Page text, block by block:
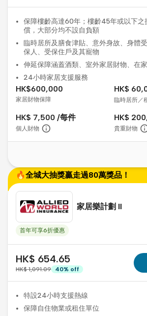
保障樓齡高達60年；樓齡45年或以下之
償，大部分均不設自負額
臨時居所及膳食津貼、意外身故、身體
保人、受保住戶及其寵物
伸延保障涵蓋酒類、室外家居財物、在
24小時家居支援服務
HK$600,000
家居財物保障
HK$
臨時居所／
HK$ 7,500 /每件
個人財物
HK$
貴重財物
🔥全城大抽獎贏走過80萬獎品！
家居樂計劃 II
首年可享6折優惠
HK$ 654.65
HK$ 1,091.09 40% off
特設24小時支援熱線
保障自住物業或租住單位